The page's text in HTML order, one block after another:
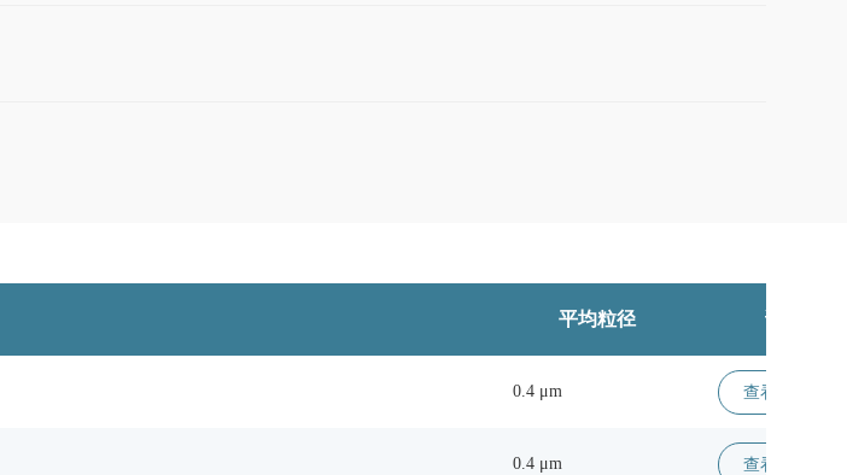
平均粒径 详情
0.4 μm 查看详情 >
0.4 μm 查看详情 >